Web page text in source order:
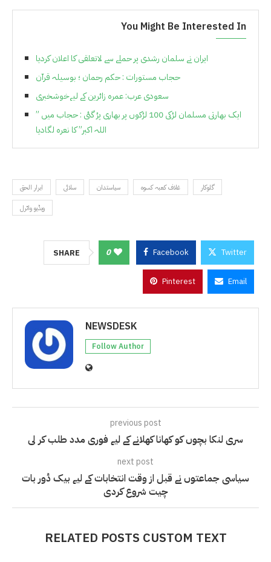
You Might Be Interested In
ایران نے سلمان رشدی پر حملے سے لاتعلقی کا اعلان کردیا
حجاب مستورات : حکم رحمان ؛ بوسیلہ قرآن
سعودی عرب: عمرہ زائرین کے لیےخوشخبری
ایک بھارتی مسلمان لڑکی 100 لڑکوں پر بھاری پڑ گئی : حجاب میں ”
اللہ اکبر” کا نعرہ لگادیا
ابرار الحق سلائی سیاستدان غلاف کعبہ کسوہ
گلوکار
ویڈیو وائرل
SHARE 0 Facebook Twitter
Pinterest Email
NEWSDESK
Follow Author
previous post
سری لنکا بچوں کو کھانا کھلانے کے لیے فوری مدد طلب کر لی
next post
سیاسی جماعتوں نے قبل از وقت انتخابات کے لیے بیک ڈور بات
چیت شروع کردی
RELATED POSTS CUSTOM TEXT